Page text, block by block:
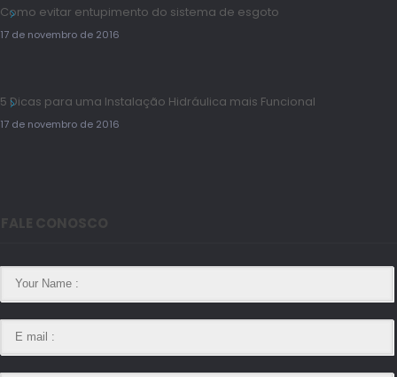
Como evitar entupimento do sistema de esgoto
17 de novembro de 2016
5 Dicas para uma Instalação Hidráulica mais Funcional
17 de novembro de 2016